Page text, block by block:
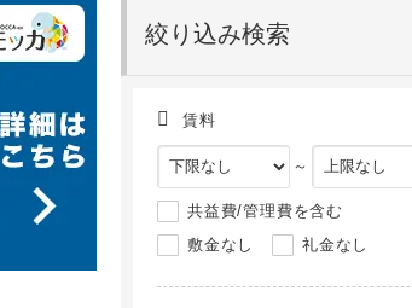
絞り込み検索
賃料
～
共益費/管理費を含む
敷金なし
礼金なし